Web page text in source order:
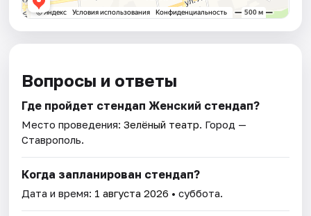
Вопросы и ответы
Где пройдет стендап Женский стендап?
Место проведения:Зелёный театр. Город —
Ставрополь.
Когда запланирован стендап?
Дата и время: 1 августа 2026 • суббота.